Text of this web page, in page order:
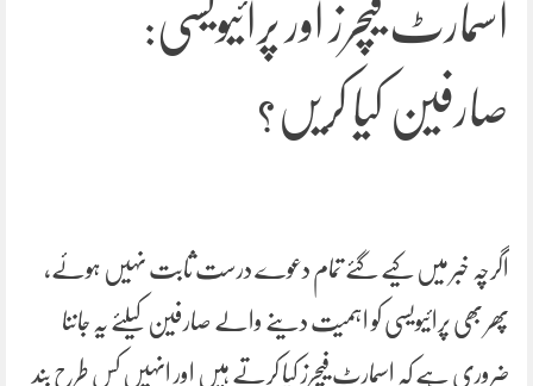
اسمارٹ فیچرز اور پرائیویسی:
صارفین کیا کریں؟
اگرچہ خبر میں کیے گئے تمام دعوے درست ثابت نہیں ہوئے،
پھر بھی پرائیویسی کو اہمیت دینے والے صارفین کیلئے یہ جاننا
ضروری ہے کہ اسمارٹ فیچرز کیا کرتے ہیں اور انہیں کس طرح بند